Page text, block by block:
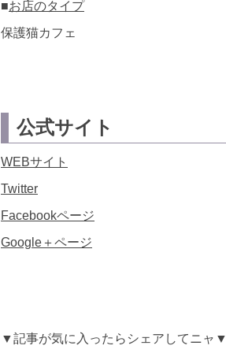
■お店のタイプ
保護猫カフェ
公式サイト
WEBサイト
Twitter
Facebookページ
Google＋ページ
▼記事が気に入ったらシェアしてニャ▼